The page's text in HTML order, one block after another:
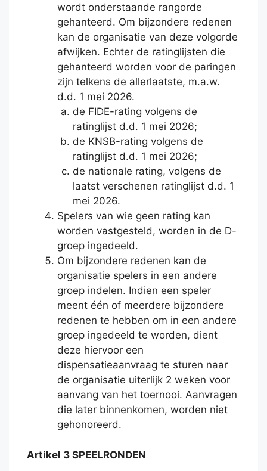
wordt onderstaande rangorde
gehanteerd. Om bijzondere redenen
kan de organisatie van deze volgorde
afwijken. Echter de ratinglijsten die
gehanteerd worden voor de paringen
zijn telkens de allerlaatste, m.a.w.
d.d. 1 mei 2026.
de FIDE-rating volgens de
ratinglijst d.d. 1 mei 2026;
de KNSB-rating volgens de
ratinglijst d.d. 1 mei 2026;
de nationale rating, volgens de
laatst verschenen ratinglijst d.d. 1
mei 2026.
Spelers van wie geen rating kan
worden vastgesteld, worden in de D-
groep ingedeeld.
Om bijzondere redenen kan de
organisatie spelers in een andere
groep indelen. Indien een speler
meent één of meerdere bijzondere
redenen te hebben om in een andere
groep ingedeeld te worden, dient
deze hiervoor een
dispensatieaanvraag te sturen naar
de organisatie uiterlijk 2 weken voor
aanvang van het toernooi. Aanvragen
die later binnenkomen, worden niet
gehonoreerd.
Artikel 3 SPEELRONDEN